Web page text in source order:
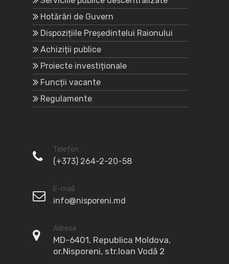
Hotărâri de Guvern
Dispozițiile Președintelui Raionului
Achiziții publice
Proiecte investiționale
Funcții vacante
Regulamente
Telefon
(+373) 264-2-20-58
E-mail
info@nisporeni.md
Adresa
MD-6401, Republica Moldova,
or.Nisporeni, str.Ioan Vodă 2